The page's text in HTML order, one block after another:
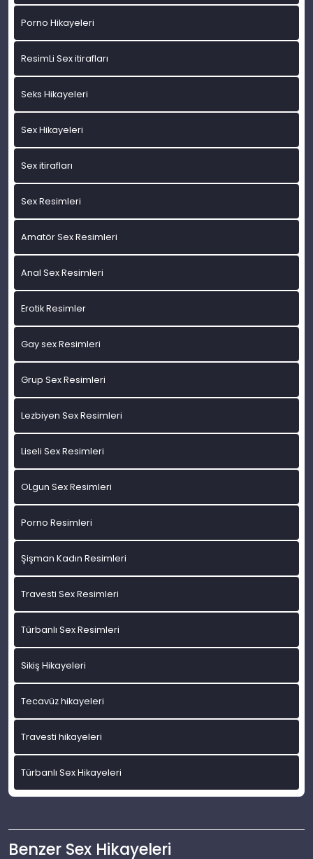
Porno Hikayeleri
ResimLi Sex itirafları
Seks Hikayeleri
Sex Hikayeleri
Sex itirafları
Sex Resimleri
Amatör Sex Resimleri
Anal Sex Resimleri
Erotik Resimler
Gay sex Resimleri
Grup Sex Resimleri
Lezbiyen Sex Resimleri
Liseli Sex Resimleri
OLgun Sex Resimleri
Porno Resimleri
Şişman Kadın Resimleri
Travesti Sex Resimleri
Türbanlı Sex Resimleri
Sikiş Hikayeleri
Tecavüz hikayeleri
Travesti hikayeleri
Türbanlı Sex Hikayeleri
Benzer Sex Hikayeleri